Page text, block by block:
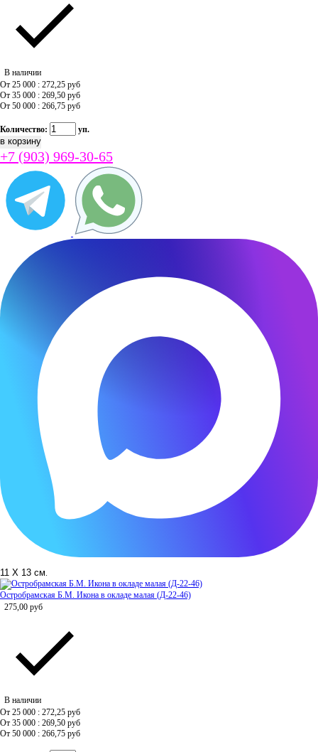
В наличии
От 25 000 : 272,25 руб
От 35 000 : 269,50 руб
От 50 000 : 266,75 руб
Количество: уп.
+7 (903) 969-30-65
11 Х 13 см.
Остробрамская Б.М. Икона в окладе малая (Д-22-46)
275,00 руб
В наличии
От 25 000 : 272,25 руб
От 35 000 : 269,50 руб
От 50 000 : 266,75 руб